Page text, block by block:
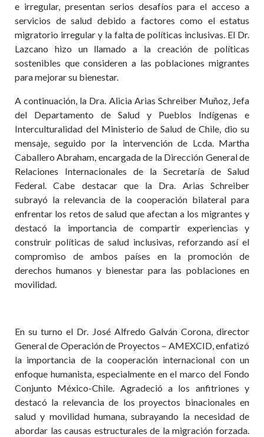
e irregular, presentan serios desafíos para el acceso a
servicios de salud debido a factores como el estatus
migratorio irregular y la falta de políticas inclusivas. El Dr.
Lazcano hizo un llamado a la creación de políticas
sostenibles que consideren a las poblaciones migrantes
para mejorar su bienestar.
A continuación, la Dra. Alicia Arias Schreiber Muñoz, Jefa
del Departamento de Salud y Pueblos Indígenas e
Interculturalidad del Ministerio de Salud de Chile, dio su
mensaje, seguido por la intervención de Lcda. Martha
Caballero Abraham, encargada de la Dirección General de
Relaciones Internacionales de la Secretaría de Salud
Federal. Cabe destacar que la Dra. Arias Schreiber
subrayó la relevancia de la cooperación bilateral para
enfrentar los retos de salud que afectan a los migrantes y
destacó la importancia de compartir experiencias y
construir políticas de salud inclusivas, reforzando así el
compromiso de ambos países en la promoción de
derechos humanos y bienestar para las poblaciones en
movilidad.
En su turno el Dr. José Alfredo Galván Corona, director
General de Operación de Proyectos – AMEXCID, enfatizó
la importancia de la cooperación internacional con un
enfoque humanista, especialmente en el marco del Fondo
Conjunto México-Chile. Agradeció a los anfitriones y
destacó la relevancia de los proyectos binacionales en
salud y movilidad humana, subrayando la necesidad de
abordar las causas estructurales de la migración forzada.